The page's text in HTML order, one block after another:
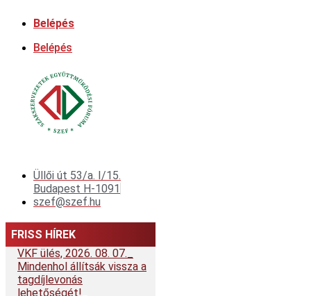
Belépés
Belépés
Üllői út 53/a. I/15.
Budapest H-1091
szef@szef.hu
FRISS HÍREK
VKF ülés, 2026. 08. 07.
Mindenhol állítsák vissza a
tagdíjlevonás
lehetőségét!